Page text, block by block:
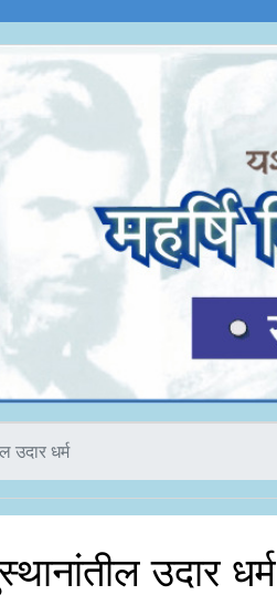
उदार धर्म
उदार धर्म